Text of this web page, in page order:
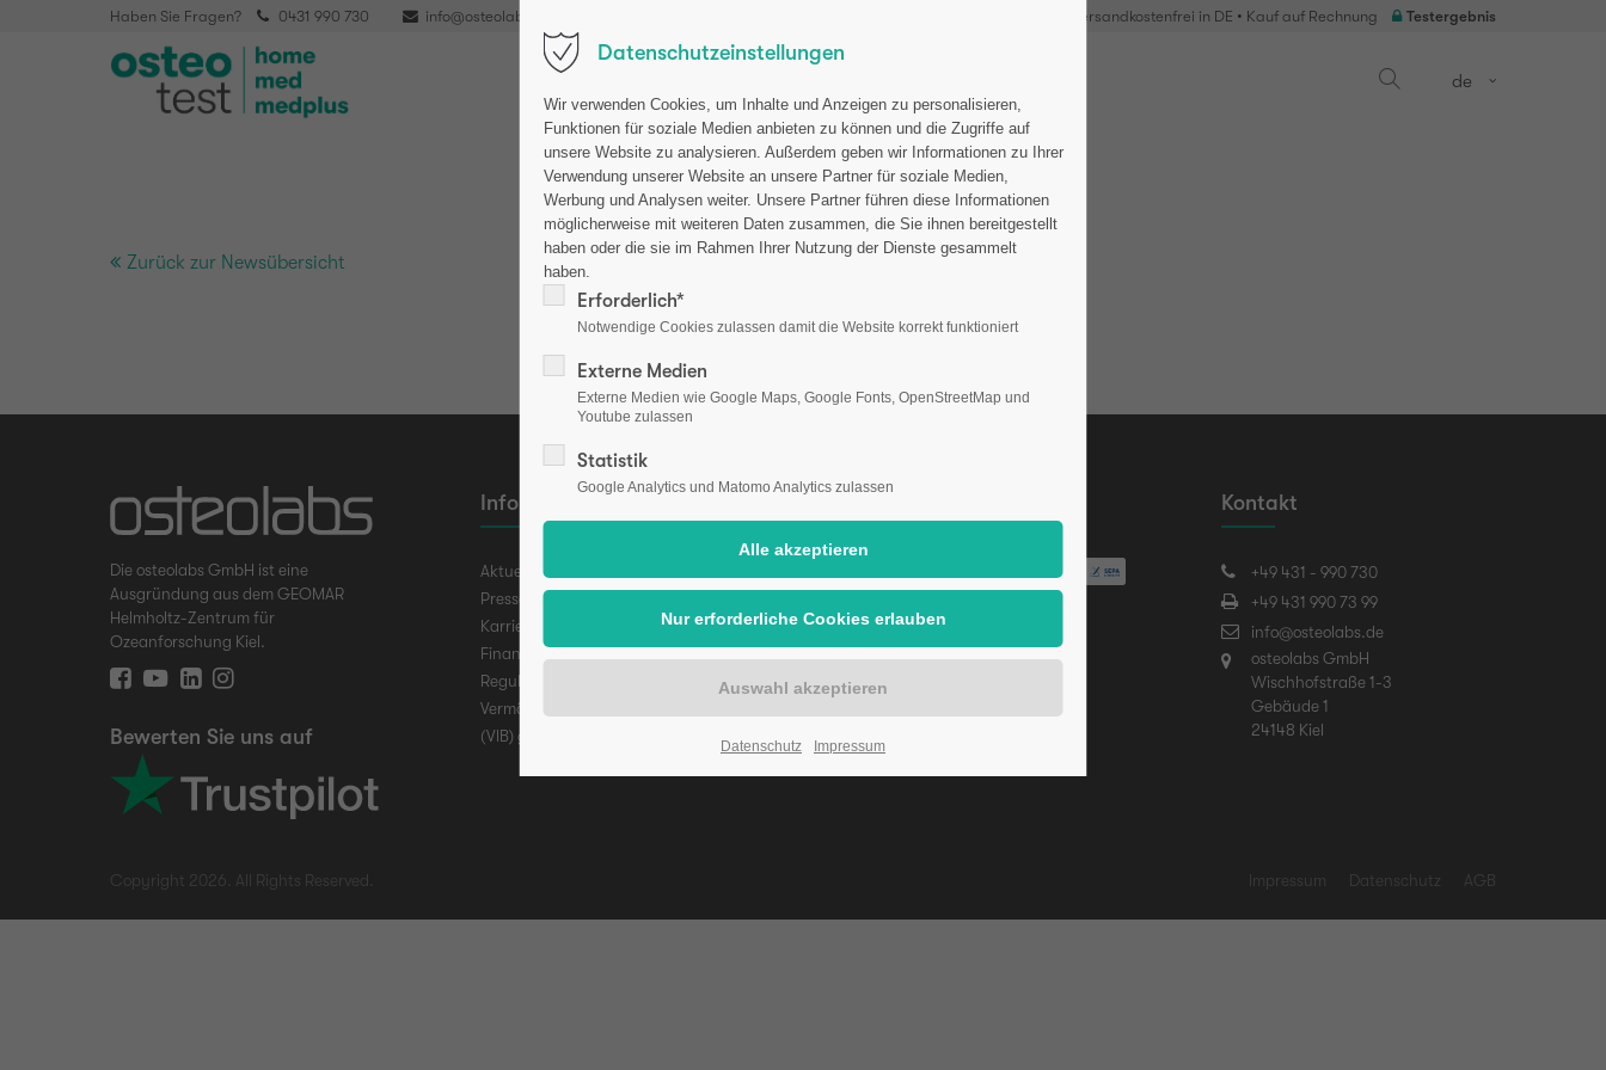
Haben Sie Fragen? 0431 990 730 info@osteolabs.de • Versandkostenfrei in DE • Kauf auf Rechnung Testergebnis
de
Patienten
Zurück zur Newsübersicht
Die osteolabs GmbH ist eine
Ausgründung aus dem GEOMAR
Helmholtz-Zentrum für
Ozeanforschung Kiel.
Bewerten Sie uns auf
Informationen
Aktuelles
Presse
Karriere
Finanzierung
Regulatorische Informationen
Vermögensanlagen-Informationsblatt
(VIB) gem. §§ 2a
Sicherheit
Kontakt
+49 431 - 990 730
+49 431 990 73 99
info@osteolabs.de
osteolabs GmbH
Wischhofstraße 1-3
Gebäude 1
24148 Kiel
Copyright 2026. All Rights Reserved. Impressum Datenschutz AGB
Datenschutzeinstellungen
Wir verwenden Cookies, um Inhalte und Anzeigen zu personalisieren,
Funktionen für soziale Medien anbieten zu können und die Zugriffe auf
unsere Website zu analysieren. Außerdem geben wir Informationen zu Ihrer
Verwendung unserer Website an unsere Partner für soziale Medien,
Werbung und Analysen weiter. Unsere Partner führen diese Informationen
möglicherweise mit weiteren Daten zusammen, die Sie ihnen bereitgestellt
haben oder die sie im Rahmen Ihrer Nutzung der Dienste gesammelt
haben.
Erforderlich*
Notwendige Cookies zulassen damit die Website korrekt funktioniert
Externe Medien
Externe Medien wie Google Maps, Google Fonts, OpenStreetMap und
Youtube zulassen
Statistik
Google Analytics und Matomo Analytics zulassen
Datenschutz Impressum